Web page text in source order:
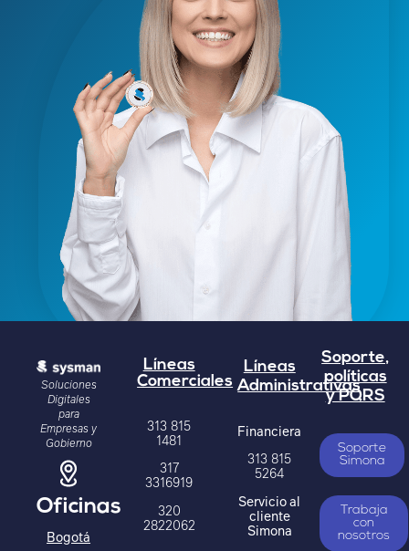
Soluciones
Digitales
para
Empresas y
Gobierno
Oficinas
Bogotá
Líneas
Comerciales
313 815
1481
317
3316919
320
2822062
Líneas
Administrativas
Financiera
313 815
5264
Servicio al
cliente
Simona
Soporte,
políticas
y PQRS
Soporte
Simona
Trabaja
con
nosotros